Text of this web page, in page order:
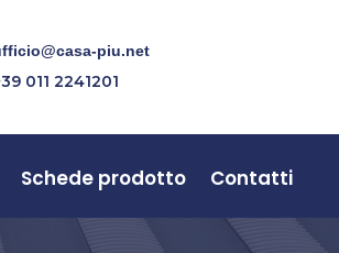
piu.net
011 2241201
Schede prodotto Contatti